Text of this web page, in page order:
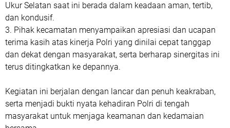
Ukur Selatan saat ini berada dalam keadaan aman, tertib,
dan kondusif.
3. Pihak kecamatan menyampaikan apresiasi dan ucapan
terima kasih atas kinerja Polri yang dinilai cepat tanggap
dan dekat dengan masyarakat, serta berharap sinergitas ini
terus ditingkatkan ke depannya.
Kegiatan ini berjalan dengan lancar dan penuh keakraban,
serta menjadi bukti nyata kehadiran Polri di tengah
masyarakat untuk menjaga keamanan dan kedamaian